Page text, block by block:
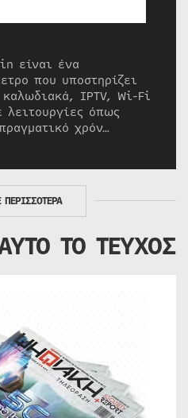
είναι ένα
που υποστηρίζει
IPTV, Wi-Fi
όπως
χρόν…
ΠΕΡΙΣΣΟΤΕΡΑ
ΤΟ ΤΕΥΧΟΣ